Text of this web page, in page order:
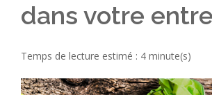
dans votre
Temps de lecture estimé : 4 minute(s)